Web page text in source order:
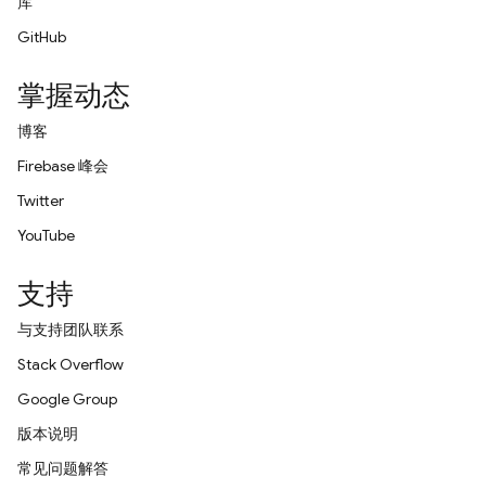
GitHub
掌握动态
博客
Firebase 峰会
Twitter
YouTube
支持
与支持团队联系
Stack Overflow
Google Group
版本说明
常见问题解答